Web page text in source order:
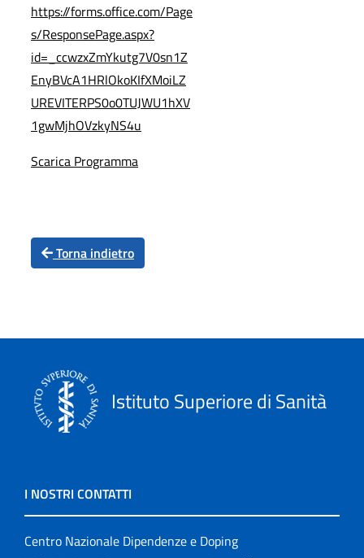
https://forms.office.com/Page
s/ResponsePage.aspx?
id=_ccwzxZmYkutg7V0sn1Z
EnyBVcA1HRlOkoKIfXMoiLZ
UREVITERPS0o0TUJWU1hXV
1gwMjhOVzkyNS4u
Scarica Programma
Torna indietro
Istituto Superiore di Sanità
I NOSTRI CONTATTI
Centro Nazionale Dipendenze e Doping